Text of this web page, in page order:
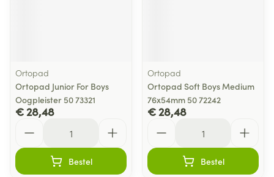
Ortopad
Ortopad Junior For Boys
Oogpleister 50 73321
€ 28,48
Bestel
Ortopad
Ortopad Soft Boys Medium
76x54mm 50 72242
€ 28,48
Bestel